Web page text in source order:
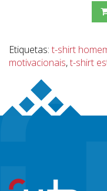
Etiquetas: t-shirt
motivacionais,t-shirt